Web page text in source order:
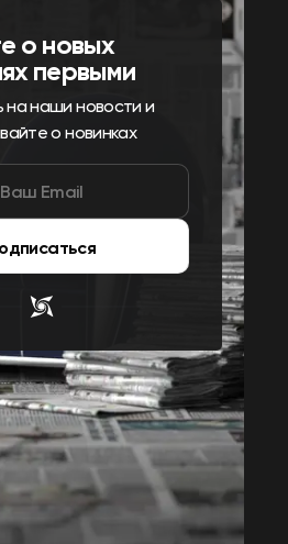
о новых
первыми
наши новости и
о новинках